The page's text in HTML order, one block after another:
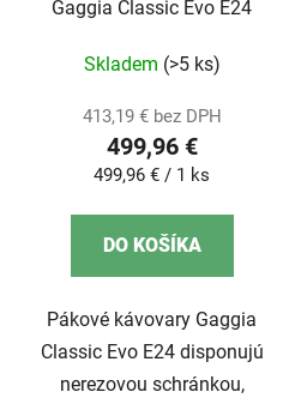
Gaggia Classic Evo E24
Skladem (>5 ks)
413,19 € bez DPH
499,96 €
Jednotková
499,96 € / 1 ks
DO KOŠÍKA
Pákové kávovary Gaggia
Classic Evo E24 disponujú
nerezovou schránkou,